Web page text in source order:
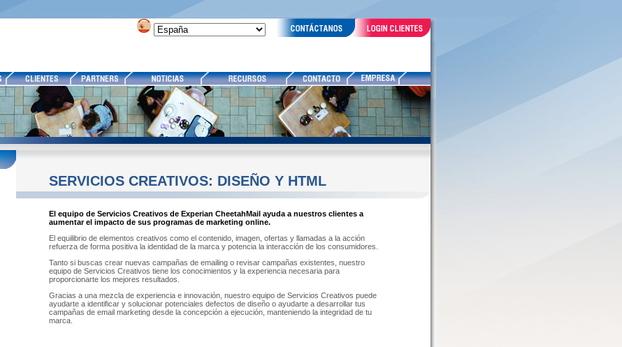
SERVICIOS CREATIVOS: DISEÑO Y HTML
El equipo de Servicios Creativos de Experian CheetahMail ayuda a nuestros clientes a
aumentar el impacto de sus programas de marketing online.
El equilibrio de elementos creativos como el contenido, imagen, ofertas y llamadas a la acción
refuerza de forma positiva la identidad de la marca y potencia la interacción de los consumidores.
Tanto si buscas crear nuevas campañas de emailing o revisar campañas existentes, nuestro
equipo de Servicios Creativos tiene los conocimientos y la experiencia necesaria para
proporcionarte los mejores resultados.
Gracias a una mezcla de experiencia e innovación, nuestro equipo de Servicios Creativos puede
ayudarte a identificar y solucionar potenciales defectos de diseño o ayudarte a desarrollar tus
campañas de email marketing desde la concepción a ejecución, manteniendo la integridad de tu
marca.